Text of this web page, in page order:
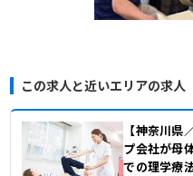
この求人と近いエリアの求人
【神奈川県
プ会社が母
での理学療